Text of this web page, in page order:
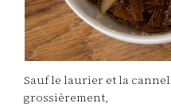
Sauf le laurier et la
grossièrement,